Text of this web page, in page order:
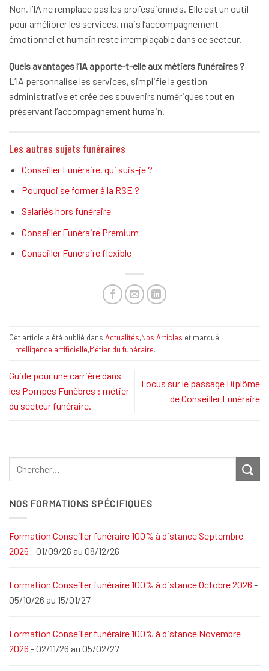
Non, l’IA ne remplace pas les professionnels. Elle est un outil
pour améliorer les services, mais l’accompagnement
émotionnel et humain reste irremplaçable dans ce secteur.
Quels avantages l’IA apporte-t-elle aux métiers funéraires ?
L’IA personnalise les services, simplifie la gestion
administrative et crée des souvenirs numériques tout en
préservant l’accompagnement humain.
Les autres sujets funéraires
Conseiller Funéraire, qui suis-je ?
Pourquoi se former à la RSE ?
Salariés hors funéraire
Conseiller Funéraire Premium
Conseiller Funéraire flexible
Cet article a été publié dans Actualités,Nos Articles et marqué
L'intelligence artificielle,Métier du funéraire.
Guide pour une carrière dans
les Pompes Funèbres : métier
du secteur funéraire.
Focus sur le passage Diplôme
de Conseiller Funéraire
NOS FORMATIONS SPÉCIFIQUES
Formation Conseiller funéraire 100% à distance Septembre
2026 - 01/09/26 au 08/12/26
Formation Conseiller funéraire 100% à distance Octobre 2026 -
05/10/26 au 15/01/27
Formation Conseiller funéraire 100% à distance Novembre
2026 - 02/11/26 au 05/02/27